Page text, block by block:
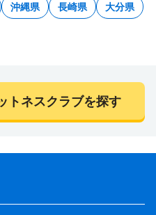
沖縄県 長崎県 大分県
トネスクラブを探す